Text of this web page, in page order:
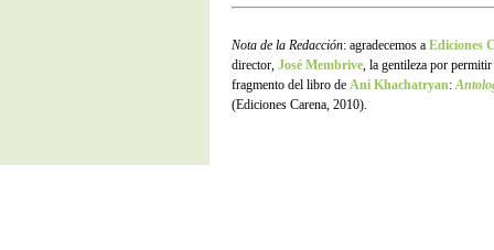
Nota de la Redacción: agradecemos a Ediciones
director, José Membrive, la gentileza por
fragmento del libro de Ani Khachatryan:
(Ediciones Carena, 2010).